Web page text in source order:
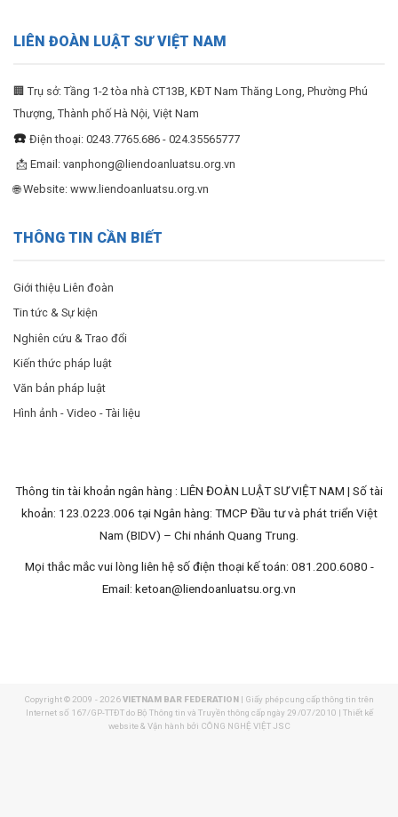
LIÊN ĐOÀN LUẬT SƯ VIỆT NAM
🏢 Trụ sở: Tầng 1-2 tòa nhà CT13B, KĐT Nam Thăng Long, Phường Phú
Thượng, Thành phố Hà Nội, Việt Nam
☎️ Điện thoại: 0243.7765.686 - 024.35565777
📩 Email: vanphong@liendoanluatsu.org.vn
🌐 Website: www.liendoanluatsu.org.vn
THÔNG TIN CẦN BIẾT
Giới thiệu Liên đoàn
Tin tức & Sự kiện
Nghiên cứu & Trao đổi
Kiến thức pháp luật
Văn bản pháp luật
Hình ảnh - Video - Tài liệu
Thông tin tài khoản ngân hàng : LIÊN ĐOÀN LUẬT SƯ VIỆT NAM | Số tài
khoản: 123.0223.006 tại Ngân hàng: TMCP Đầu tư và phát triển Việt
Nam (BIDV) – Chi nhánh Quang Trung.
Mọi thắc mắc vui lòng liên hệ số điện thoại kế toán: 081.200.6080 -
Email: ketoan@liendoanluatsu.org.vn
Copyright © 2009 - 2026VIETNAM BAR FEDERATION | Giấy phép cung cấp thông tin trên
Internet số 167/GP-TTĐT do Bộ Thông tin và Truyền thông cấp ngày 29/07/2010 | Thiết kế
website & Vận hành bởi CÔNG NGHỆ VIỆT JSC